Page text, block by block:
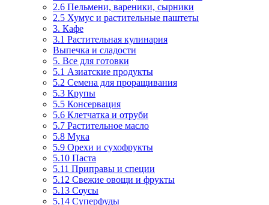
2.6 Пельмени, вареники, сырники
2.5 Хумус и растительные паштеты
3. Кафе
3.1 Растительная кулинария
Выпечка и сладости
5. Все для готовки
5.1 Азиатские продукты
5.2 Семена для проращивания
5.3 Крупы
5.5 Консервация
5.6 Клетчатка и отруби
5.7 Растительное масло
5.8 Мука
5.9 Орехи и сухофрукты
5.10 Паста
5.11 Приправы и специи
5.12 Свежие овощи и фрукты
5.13 Соусы
5.14 Суперфуды